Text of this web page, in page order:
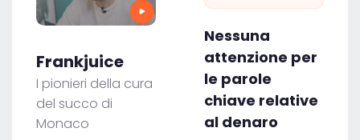
Frankjuice
I pionieri della cura
del succo di
Monaco
Nessuna
attenzione per
le parole
chiave relative
al denaro